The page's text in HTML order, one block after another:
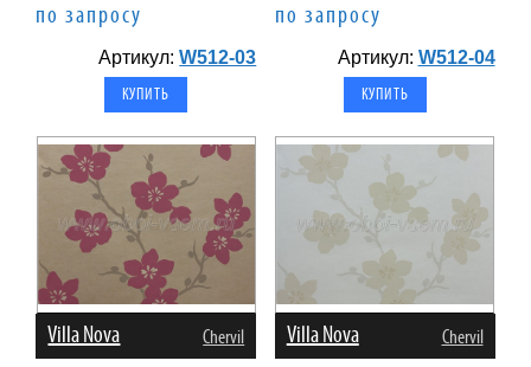
по запросу
Артикул:W512-03
по запросу
Артикул: W512-04
Villa Nova Chervil Villa Nova Chervil